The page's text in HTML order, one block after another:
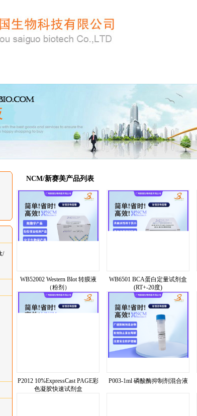
/
NCM/新赛美产品列表
WB52002 Western Blot 转膜液
（粉剂）
WB6501 BCA蛋白定量试剂盒
(RT+-20度)
P2012 10%ExpressCast PAGE彩
色凝胶快速试剂盒
P003-1ml 磷酸酶抑制剂混合液